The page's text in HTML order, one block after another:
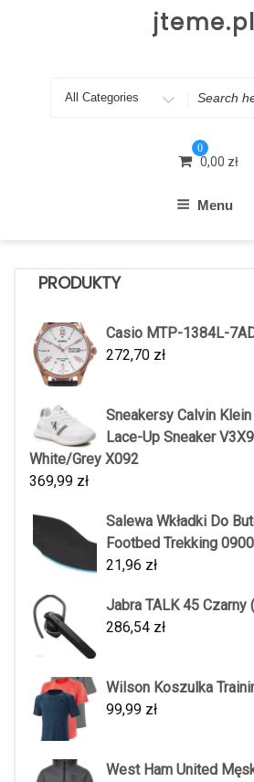
jteme.pl
Search
0
0,00 zł
Menu
PRODUKTY
Casio MTP-1384L-
272,70 zł
Sneakersy Calvin
Lace-Up Sneaker
White/Grey X092
369,99 zł
Salewa Wkładki Do
Footbed Trekking
21,96 zł
Jabra TALK 45
286,54 zł
Wilson Koszulka
99,99 zł
West Ham United